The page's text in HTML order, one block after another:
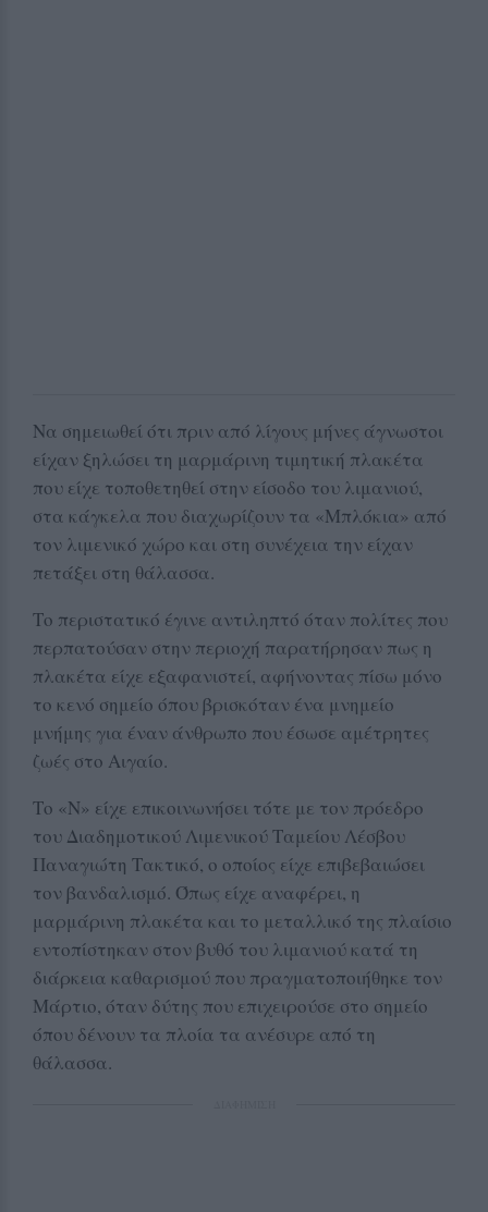
Να σημειωθεί ότι πριν από λίγους μήνες άγνωστοι
είχαν ξηλώσει τη μαρμάρινη τιμητική πλακέτα
που είχε τοποθετηθεί στην είσοδο του λιμανιού,
στα κάγκελα που διαχωρίζουν τα «Μπλόκια» από
τον λιμενικό χώρο και στη συνέχεια την είχαν
πετάξει στη θάλασσα.
Το περιστατικό έγινε αντιληπτό όταν πολίτες που
περπατούσαν στην περιοχή παρατήρησαν πως η
πλακέτα είχε εξαφανιστεί, αφήνοντας πίσω μόνο
το κενό σημείο όπου βρισκόταν ένα μνημείο
μνήμης για έναν άνθρωπο που έσωσε αμέτρητες
ζωές στο Αιγαίο.
Το «Ν» είχε επικοινωνήσει τότε με τον πρόεδρο
του Διαδημοτικού Λιμενικού Ταμείου Λέσβου
Παναγιώτη Τακτικό, ο οποίος είχε επιβεβαιώσει
τον βανδαλισμό. Όπως είχε αναφέρει, η
μαρμάρινη πλακέτα και το μεταλλικό της πλαίσιο
εντοπίστηκαν στον βυθό του λιμανιού κατά τη
διάρκεια καθαρισμού που πραγματοποιήθηκε τον
Μάρτιο, όταν δύτης που επιχειρούσε στο σημείο
όπου δένουν τα πλοία τα ανέσυρε από τη
θάλασσα.